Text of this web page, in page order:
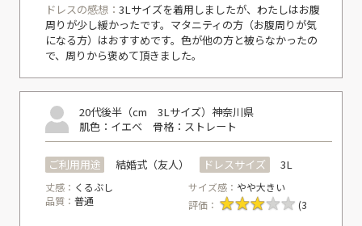
ドレスの感想： 3Lサイズを着用しましたが、わたしはお腹
周りが少し緩かったです。マタニティの方（お腹周りが気
になる方）はおすすめです。色が他の方と被らなかったの
で、周りから褒めて頂きました。
20代後半（cm 3Lサイズ） 神奈川県
肌色：イエベ 骨格：ストレート
ご利用用途 結婚式（友人） ドレスサイズ 3L
丈感： くるぶし サイズ感： やや大きい
品質： 普通 評価： (3